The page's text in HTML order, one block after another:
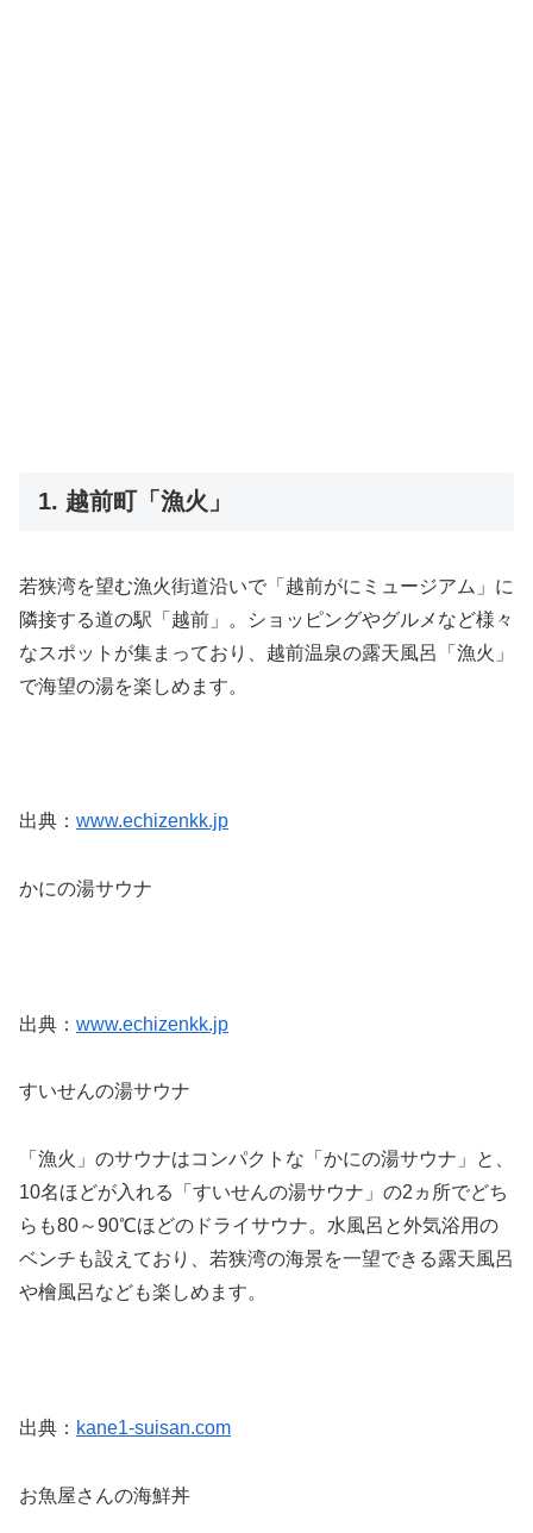
1. 越前町「漁火」
若狭湾を望む漁火街道沿いで「越前がにミュージアム」に
隣接する道の駅「越前」。ショッピングやグルメなど様々
なスポットが集まっており、越前温泉の露天風呂「漁火」
で海望の湯を楽しめます。
出典： www.echizenkk.jp
かにの湯サウナ
出典： www.echizenkk.jp
すいせんの湯サウナ
「漁火」のサウナはコンパクトな「かにの湯サウナ」と、
10名ほどが入れる「すいせんの湯サウナ」の2ヵ所でどち
らも80～90℃ほどのドライサウナ。水風呂と外気浴用の
ベンチも設えており、若狭湾の海景を一望できる露天風呂
や檜風呂なども楽しめます。
出典： kane1-suisan.com
お魚屋さんの海鮮丼